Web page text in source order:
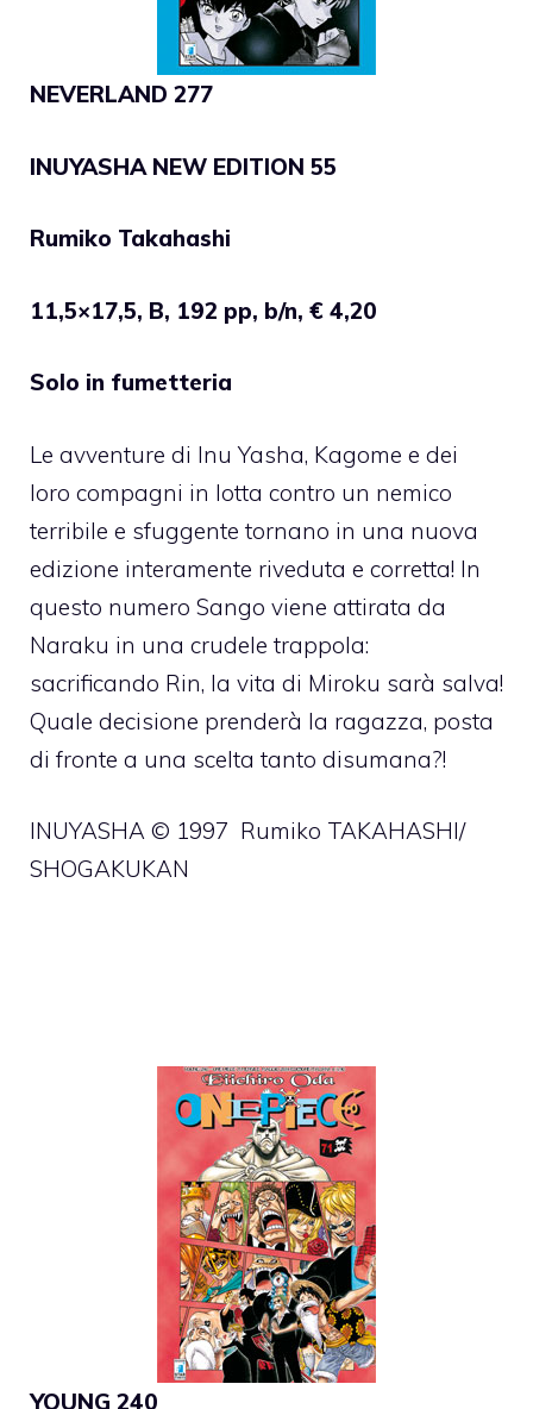
NEVERLAND 277
INUYASHA NEW EDITION 55
Rumiko Takahashi
11,5×17,5, B, 192 pp, b/n, € 4,20
Solo in fumetteria
Le avventure di Inu Yasha, Kagome e dei
loro compagni in lotta contro un nemico
terribile e sfuggente tornano in una nuova
edizione interamente riveduta e corretta! In
questo numero Sango viene attirata da
Naraku in una crudele trappola:
sacrificando Rin, la vita di Miroku sarà salva!
Quale decisione prenderà la ragazza, posta
di fronte a una scelta tanto disumana?!
INUYASHA © 1997 Rumiko TAKAHASHI/
SHOGAKUKAN
YOUNG 240